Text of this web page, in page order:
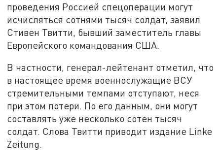
проведения Россией спецоперации могут
исчисляться сотнями тысяч солдат, заявил
Стивен Твитти, бывший заместитель главы
Европейского командования США.
В частности, генерал-лейтенант отметил, что
в настоящее время военнослужащие ВСУ
стремительными темпами отступают, неся
при этом потери. По его данным, они могут
составлять уже несколько сотен тысяч
солдат. Слова Твитти приводит издание Linke
Zeitung.